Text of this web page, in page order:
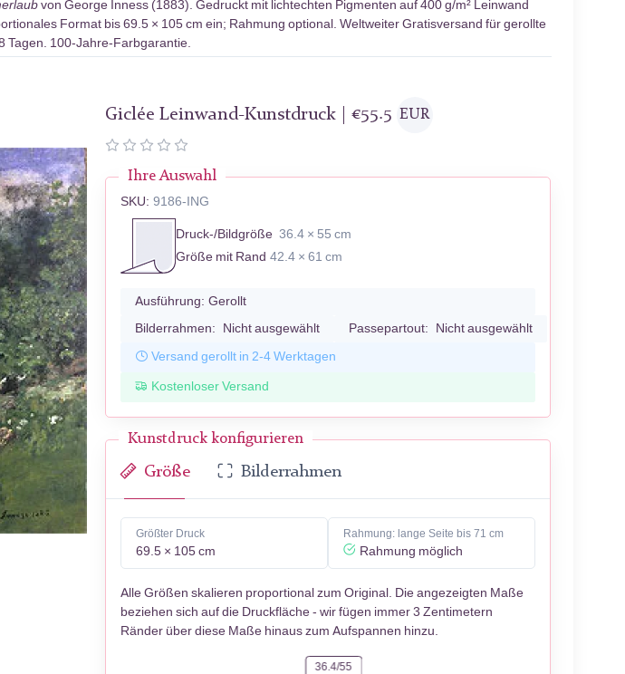
von George Inness (1883). Gedruckt mit lichtechten Pigmenten auf 400 g/m² Leinwand
Format bis 69.5 × 105 cm ein; Rahmung optional. Weltweiter Gratisversand für gerollte
Tagen. 100-Jahre-Farbgarantie.
Giclée Leinwand-Kunstdruck |€55.5 EUR
Ihre Auswahl
SKU: 9186-ING
Druck-/Bildgröße 36.4 × 55 cm
Größe mit Rand 42.4 × 61 cm
Ausführung: Gerollt
Bilderrahmen: Nicht ausgewählt Passepartout: Nicht ausgewählt
Versand gerollt in 2-4 Werktagen
Kostenloser Versand
Kunstdruck konfigurieren
Größe Bilderrahmen
Größter Druck
69.5 × 105 cm
Rahmung: lange Seite bis 71 cm
Rahmung möglich
Alle Größen skalieren proportional zum Original. Die angezeigten Maße
beziehen sich auf die Druckfläche - wir fügen immer 3 Zentimetern
Ränder über diese Maße hinaus zum Aufspannen hinzu.
36.4/55